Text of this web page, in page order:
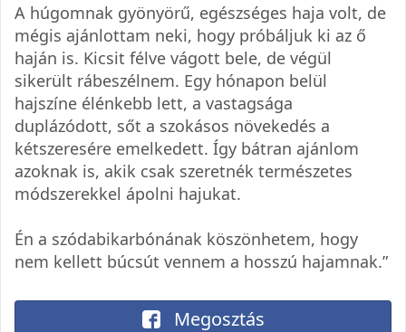
A húgomnak gyönyörű, egészséges haja volt, de
mégis ajánlottam neki, hogy próbáljuk ki az ő
haján is. Kicsit félve vágott bele, de végül
sikerült rábeszélnem. Egy hónapon belül
hajszíne élénkebb lett, a vastagsága
duplázódott, sőt a szokásos növekedés a
kétszeresére emelkedett. Így bátran ajánlom
azoknak is, akik csak szeretnék természetes
módszerekkel ápolni hajukat.
Én a szódabikarbónának köszönhetem, hogy
nem kellett búcsút vennem a hosszú hajamnak.”
Megosztás